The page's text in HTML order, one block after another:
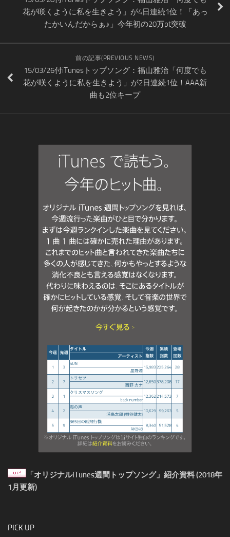
花が咲くように私を生きよう」が4日連続1位！「あっ
たかいんだからぁ♪」今年初の20万pt突破
前の記事(PREVIOUS NEWS)
15/03/26付iTunesトップソング：福山雅治「何度でも
花が咲くように私を生きよう」が2日連続1位！AAA新
曲も2位キープ
「オリジナルiTunes週間トップソング」紹介資料 (2018年
1月更新)
PICK UP